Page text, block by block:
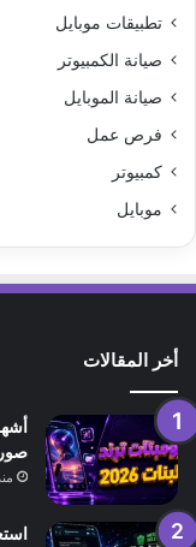
تطبيقات موبايل
صيانة الكمبيوتر
صيانة الموبايل
فرص عمل
كمبيوتر
موبايل
أخر المقالات
صور
منذ 3